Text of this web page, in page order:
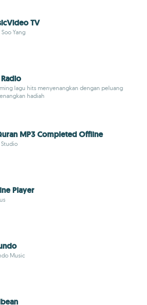
TV
Yang
lagu hits menyenangkan dengan peluang
hadiah
MP3 Completed Offline
Player
Music